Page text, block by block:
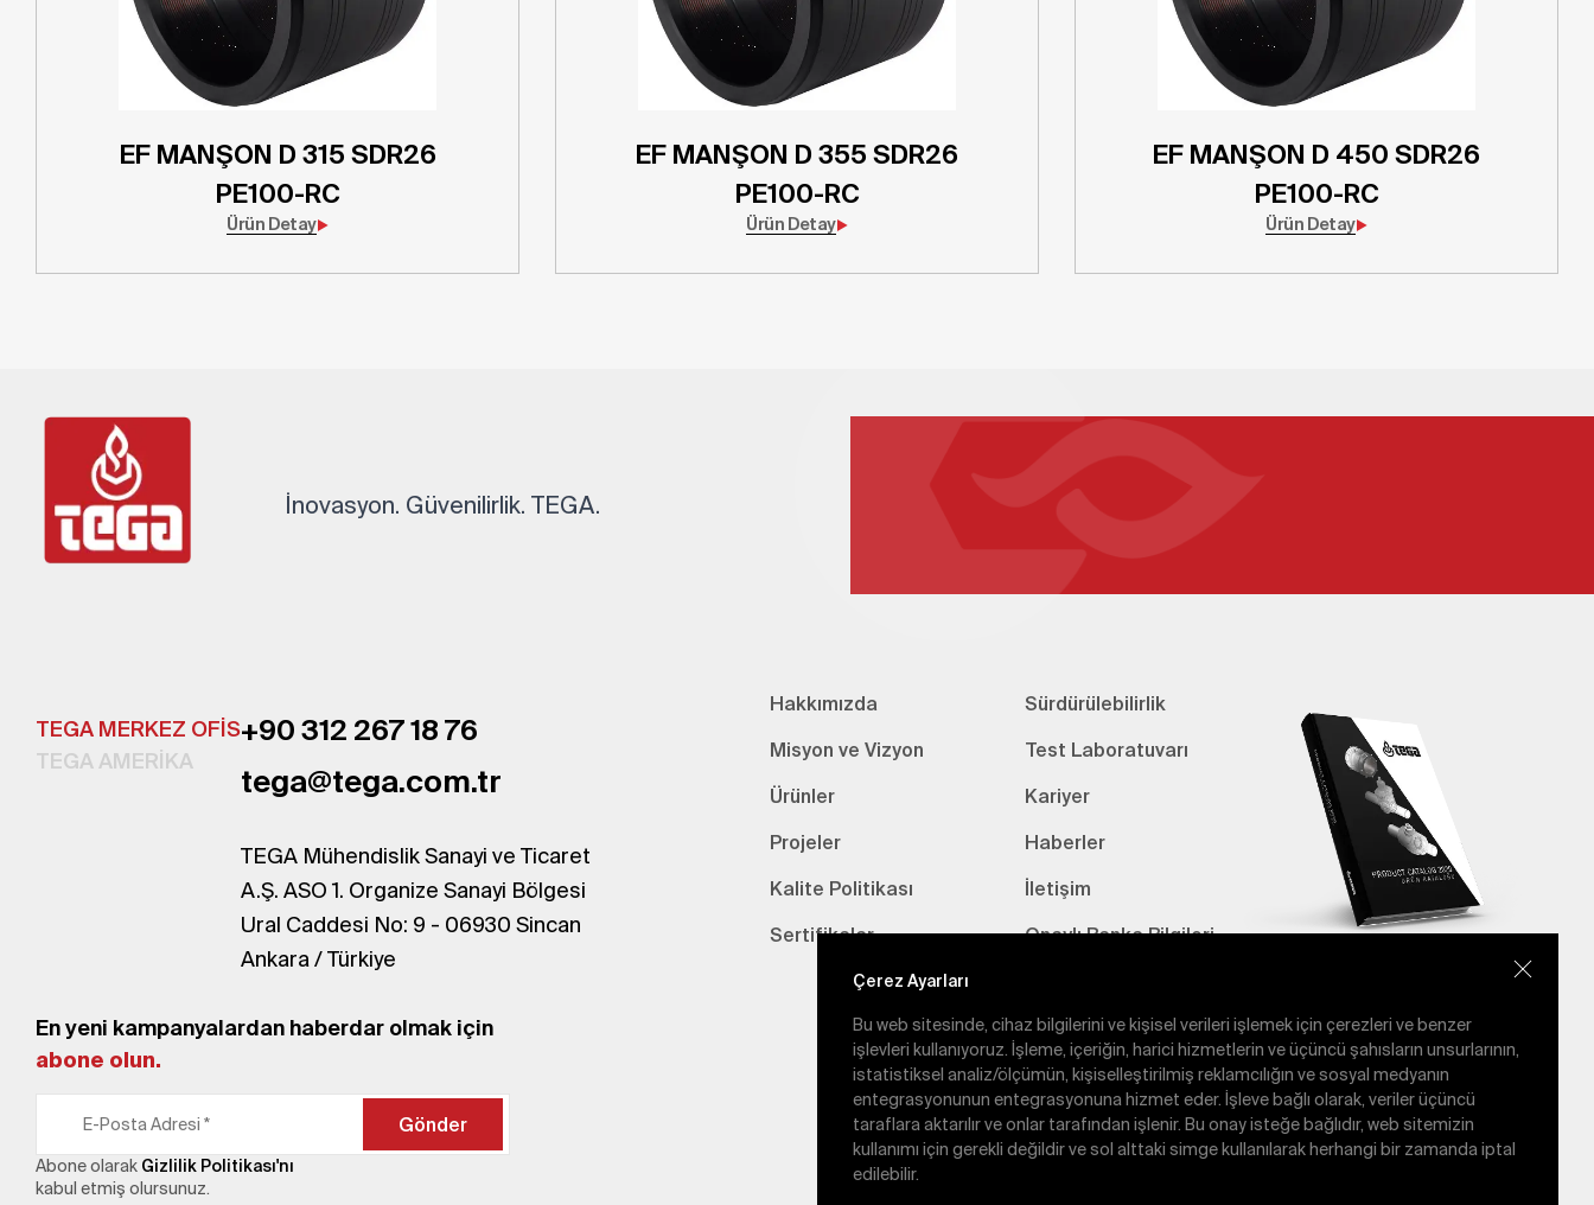
EF MANŞON D 315 SDR26
PE100-RC
Ürün Detay
EF MANŞON D 355 SDR26
PE100-RC
Ürün Detay
EF MANŞON D 450 SDR26
PE100-RC
Ürün Detay
İnovasyon. Güvenilirlik. TEGA.
TEGA MERKEZ OFİS
TEGA AMERİKA
+90 312 267 18 76
tega@tega.com.tr
TEGA Mühendislik Sanayi ve Ticaret
A.Ş. ASO 1. Organize Sanayi Bölgesi
Ural Caddesi No: 9 - 06930 Sincan
Ankara / Türkiye
Hakkımızda
Misyon ve Vizyon
Ürünler
Projeler
Kalite Politikası
Sertifikalar
Sürdürülebilirlik
Test Laboratuvarı
Kariyer
Haberler
İletişim
Onaylı Banka Bilgileri
En yeni kampanyalardan haberdar olmak için
abone olun.
Gönder
Abone olarak Gizlilik Politikası'nı
kabul etmiş olursunuz.
Çerez Ayarları
Bu web sitesinde, cihaz bilgilerini ve kişisel verileri işlemek için çerezleri ve benzer
işlevleri kullanıyoruz. İşleme, içeriğin, harici hizmetlerin ve üçüncü şahısların unsurlarının,
istatistiksel analiz/ölçümün, kişiselleştirilmiş reklamcılığın ve sosyal medyanın
entegrasyonunun entegrasyonuna hizmet eder. İşleve bağlı olarak, veriler üçüncü
taraflara aktarılır ve onlar tarafından işlenir. Bu onay isteğe bağlıdır, web sitemizin
kullanımı için gerekli değildir ve sol alttaki simge kullanılarak herhangi bir zamanda iptal
edilebilir.